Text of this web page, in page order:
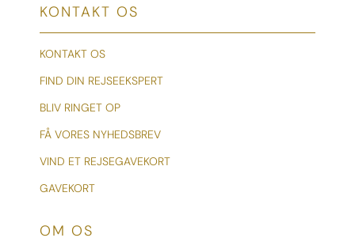
KONTAKT OS
KONTAKT OS
FIND DIN REJSEEKSPERT
BLIV RINGET OP
FÅ VORES NYHEDSBREV
VIND ET REJSEGAVEKORT
GAVEKORT
OM OS